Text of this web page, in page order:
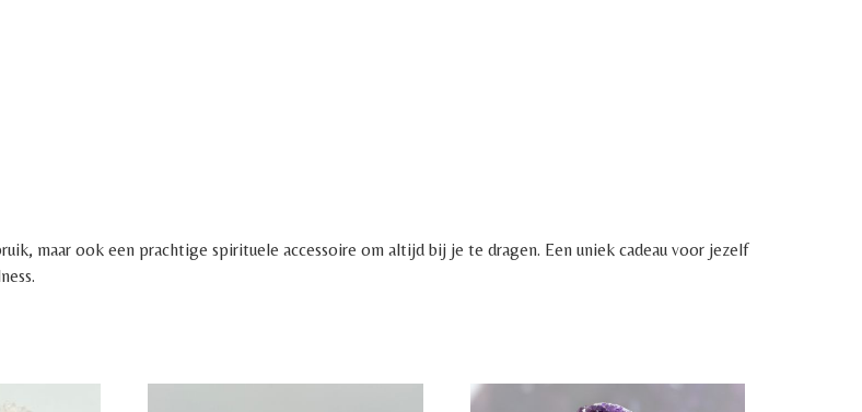
maar ook een prachtige spirituele accessoire om altijd bij je te dragen. Een uniek cadeau voor jezelf